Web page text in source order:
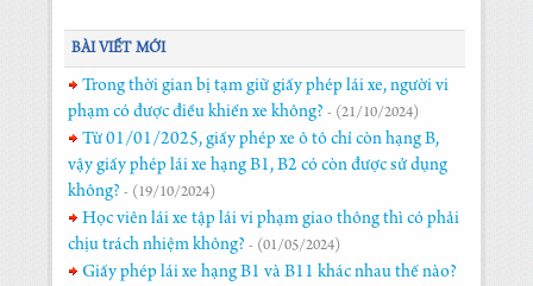
BÀI VIẾT MỚI
Trong thời gian bị tạm giữ giấy phép lái xe, người vi
phạm có được điều khiển xe không? - (21/10/2024)
Từ 01/01/2025, giấy phép xe ô tô chỉ còn hạng B,
vậy giấy phép lái xe hạng B1, B2 có còn được sử dụng
không? - (19/10/2024)
Học viên lái xe tập lái vi phạm giao thông thì có phải
chịu trách nhiệm không? - (01/05/2024)
Giấy phép lái xe hạng B1 và B11 khác nhau thế nào?